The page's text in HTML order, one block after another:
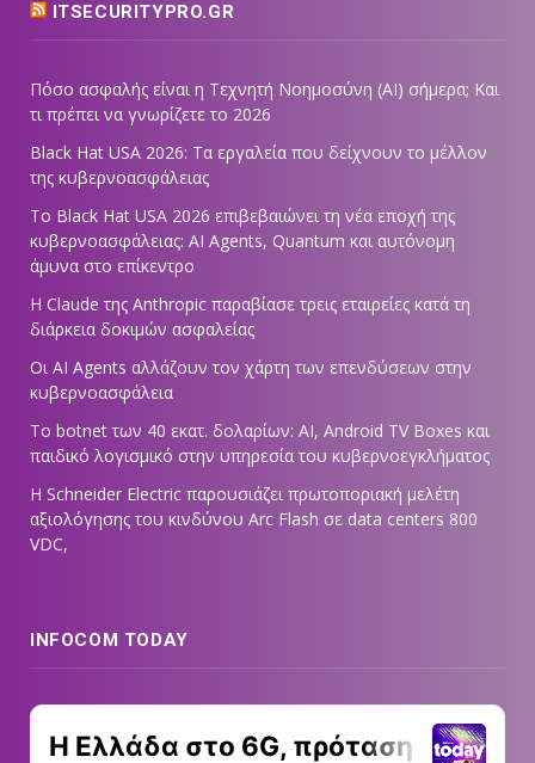
ITSECURITYPRO.GR
Πόσο ασφαλής είναι η Τεχνητή Νοημοσύνη (AI) σήμερα; Και
τι πρέπει να γνωρίζετε το 2026
Black Hat USA 2026: Τα εργαλεία που δείχνουν το μέλλον
της κυβερνοασφάλειας
Το Black Hat USA 2026 επιβεβαιώνει τη νέα εποχή της
κυβερνοασφάλειας: AI Agents, Quantum και αυτόνομη
άμυνα στο επίκεντρο
Η Claude της Anthropic παραβίασε τρεις εταιρείες κατά τη
διάρκεια δοκιμών ασφαλείας
Οι AI Agents αλλάζουν τον χάρτη των επενδύσεων στην
κυβερνοασφάλεια
Το botnet των 40 εκατ. δολαρίων: AI, Android TV Boxes και
παιδικό λογισμικό στην υπηρεσία του κυβερνοεγκλήματος
Η Schneider Electric παρουσιάζει πρωτοποριακή μελέτη
αξιολόγησης του κινδύνου Arc Flash σε data centers 800
VDC,
INFOCOM TODAY